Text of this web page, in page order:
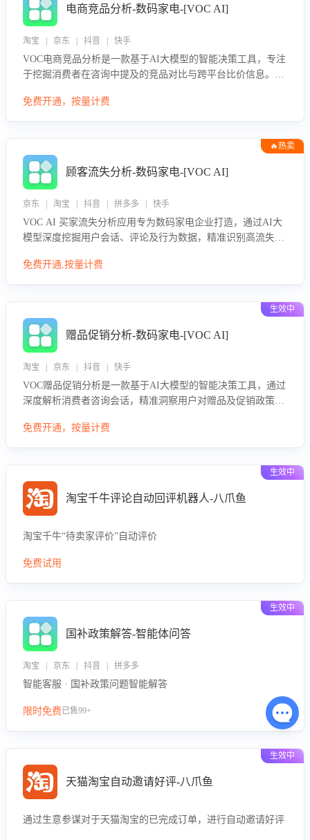
电商竞品分析-数码家电-[VOC AI]
淘宝 | 京东 | 抖音 | 快手
VOC电商竞品分析是一款基于AI大模型的智能决策工具，专注
于挖掘消费者在咨询中提及的竞品对比与跨平台比价信息。该
息，进行多维度交叉对比，并分析消费者的比价行为。通过提
免费开通，按量计费
🔥热卖
顾客流失分析-数码家电-[VOC AI]
京东 | 淘宝 | 抖音 | 拼多多 | 快手
VOC AI 买家流失分析应用专为数码家电企业打造，通过AI大
模型深度挖掘用户会话、评论及行为数据，精准识别高流失风
迟、竞品价格冲击等。系统自动输出可落地的挽回策略，迅速
免费开通,按量计费
生效中
赠品促销分析-数码家电-[VOC AI]
淘宝 | 京东 | 抖音 | 快手
VOC赠品促销分析是一款基于AI大模型的智能决策工具，通过
深度解析消费者咨询会话，精准洞察用户对赠品及促销政策的
求，帮助企业制定个性化赠品组合策略，优化资源投放并淘汰
免费开通，按量计费
生效中
淘宝千牛评论自动回评机器人-八爪鱼
淘宝千牛“待卖家评价”自动评价
免费试用
生效中
国补政策解答-智能体问答
淘宝 | 京东 | 抖音 | 拼多多
智能客服 · 国补政策问题智能解答
限时免费已售99+
生效中
天猫淘宝自动邀请好评-八爪鱼
通过生意参谋对于天猫淘宝的已完成订单，进行自动邀请好评